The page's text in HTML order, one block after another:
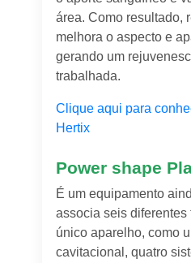
área. Como resultado,
melhora o aspecto e
gerando um
trabalhada.
Clique aqui para
Hertix
Power shape
É um equipamento
associa seis
único aparelho, como
cavitacional, quatro